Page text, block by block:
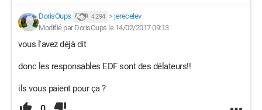
DorisOups 4 294 > jerecelev
Modifié par DorisOups le 14/02/2017 09:13
vous l'avez déjà dit
donc les responsables EDF sont des délateurs!!
ils vous paient pour ça ?